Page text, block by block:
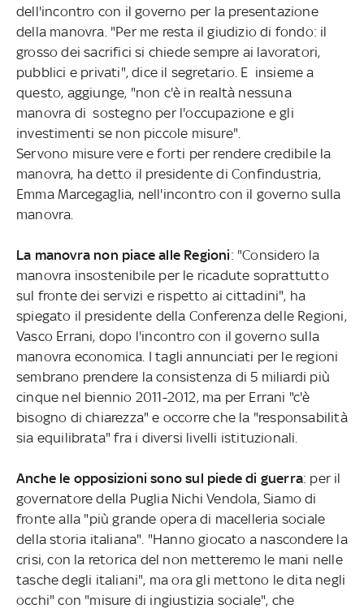
dell'incontro con il governo per la presentazione
della manovra. "Per me resta il giudizio di fondo: il
grosso dei sacrifici si chiede sempre ai lavoratori,
pubblici e privati", dice il segretario. E insieme a
questo, aggiunge, "non c'è in realtà nessuna
manovra di sostegno per l'occupazione e gli
investimenti se non piccole misure".
Servono misure vere e forti per rendere credibile la
manovra, ha detto il presidente di Confindustria,
Emma Marcegaglia, nell'incontro con il governo sulla
manovra.
La manovra non piace alle Regioni: "Considero la
manovra insostenibile per le ricadute soprattutto
sul fronte dei servizi e rispetto ai cittadini", ha
spiegato il presidente della Conferenza delle Regioni,
Vasco Errani, dopo l'incontro con il governo sulla
manovra economica. I tagli annunciati per le regioni
sembrano prendere la consistenza di 5 miliardi più
cinque nel biennio 2011-2012, ma per Errani "c'è
bisogno di chiarezza" e occorre che la "responsabilità
sia equilibrata" fra i diversi livelli istituzionali.
Anche le opposizioni sono sul piede di guerra: per il
governatore della Puglia Nichi Vendola, Siamo di
fronte alla "più grande opera di macelleria sociale
della storia italiana". "Hanno giocato a nascondere la
crisi, con la retorica del non metteremo le mani nelle
tasche degli italiani", ma ora gli mettono le dita negli
occhi" con "misure di ingiustizia sociale", che